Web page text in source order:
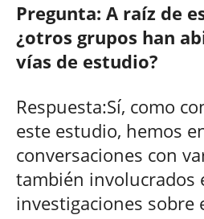
Pregunta: A raíz de
¿otros grupos han
vías de estudio?
Respuesta:Sí, como
este estudio, hemos
conversaciones con
también involucrados
investigaciones sobre